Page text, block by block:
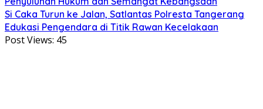
Si Caka Turun ke Jalan, Satlantas Polresta Tangerang
Edukasi Pengendara di Titik Rawan Kecelakaan
Post Views: 45